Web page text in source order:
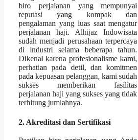
biro perjalanan yang mempunyai
reputasi yang kompak dan
pengalaman yang luas saat mengatur
perjalanan haji. Alhijaz Indowisata
sudah menjadi perusahaan terpercaya
di industri selama beberapa tahun.
Dikenal karena profesionalisme kami,
perhatian pada detil, dan komitmen
pada kepuasan pelanggan, kami sudah
sukses memberikan fasilitas
perjalanan haji yang sukses yang tidak
terhitung jumlahnya.
2. Akreditasi dan Sertifikasi